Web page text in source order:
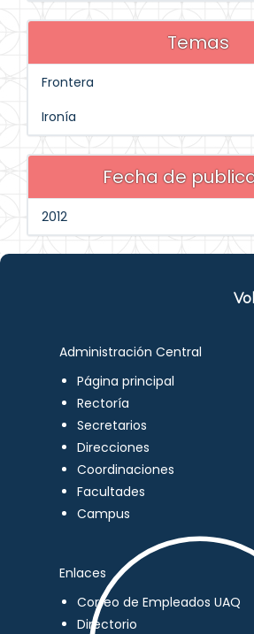
Temas
Frontera
Ironía
Fecha de
2012
Administración Central
Página principal
Rectoría
Secretarios
Direcciones
Coordinaciones
Facultades
Campus
Enlaces
Correo de Empleados UAQ
Directorio